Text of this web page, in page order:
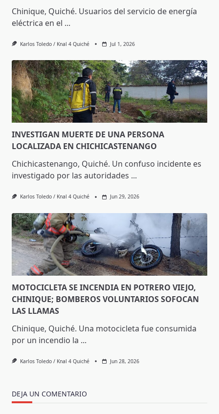
Chinique, Quiché. Usuarios del servicio de energía
eléctrica en el ...
Karlos Toledo / Knal 4 Quiché Jul 1, 2026
INVESTIGAN MUERTE DE UNA PERSONA
LOCALIZADA EN CHICHICASTENANGO
Chichicastenango, Quiché. Un confuso incidente es
investigado por las autoridades ...
Karlos Toledo / Knal 4 Quiché Jun 29, 2026
MOTOCICLETA SE INCENDIA EN POTRERO VIEJO,
CHINIQUE; BOMBEROS VOLUNTARIOS SOFOCAN
LAS LLAMAS
Chinique, Quiché. Una motocicleta fue consumida
por un incendio la ...
Karlos Toledo / Knal 4 Quiché Jun 28, 2026
DEJA UN COMENTARIO